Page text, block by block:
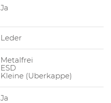
Ja
Leder
Metalfrei
ESD
Kleine (Uberkappe)
Ja